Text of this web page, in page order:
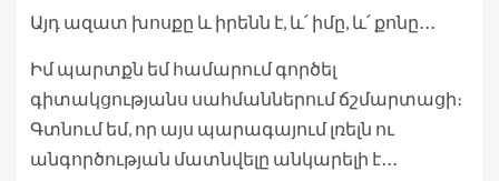
Այդ ազատ խոսքը և իրենն է, և՛ իմը, և՛ քոնը․․․
Իմ պարտքն եմ համարում գործել
գիտակցությանս սահմաններում ճշմարտացի։
Գտնում եմ, որ այս պարագայում լռելն ու
անգործության մատնվելը անկարելի է․․․